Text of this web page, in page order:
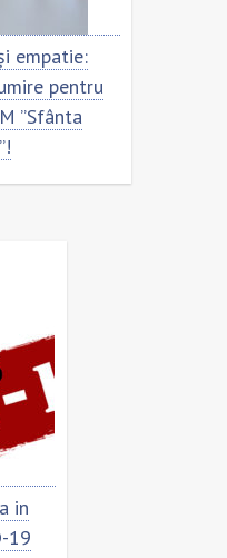
empatie:
pentru
”Sfânta
in
19